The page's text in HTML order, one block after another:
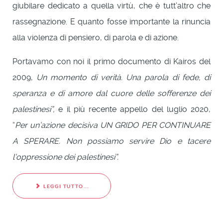
giubilare dedicato a quella virtù, che è tutt’altro che
rassegnazione. E quanto fosse importante la rinuncia
alla violenza di pensiero, di parola e di azione.
Portavamo con noi il primo documento di Kairos del
2009, Un momento di verità. Una parola di fede, di
speranza e di amore dal cuore delle sofferenze dei
palestinesi”,e il più recente appello del luglio 2020,
“Per un’azione decisiva UN GRIDO PER CONTINUARE
A SPERARE. Non possiamo servire Dio e tacere
l’oppressione dei palestinesi”.
LEGGI TUTTO...